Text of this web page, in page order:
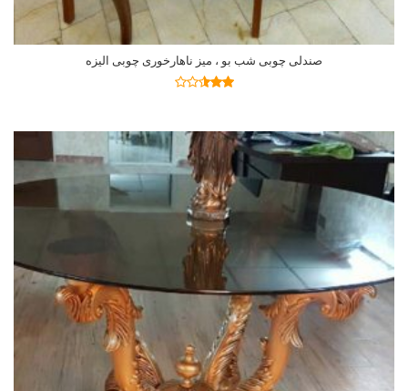
صندلی چوبی شب بو ، میز ناهارخوری چوبی الیزه
اطلاعات بیشتر